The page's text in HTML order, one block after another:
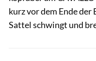
kurz vor dem Ende der
Sattel schwingt und